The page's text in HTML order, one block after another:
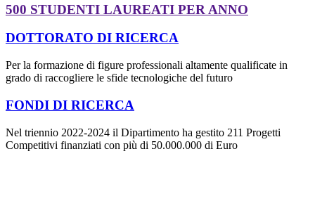
500 STUDENTI LAUREATI PER ANNO
DOTTORATO DI RICERCA
Per la formazione di figure professionali altamente qualificate in
grado di raccogliere le sfide tecnologiche del futuro
FONDI DI RICERCA
Nel triennio 2022-2024 il Dipartimento ha gestito 211 Progetti
Competitivi finanziati con più di 50.000.000 di Euro